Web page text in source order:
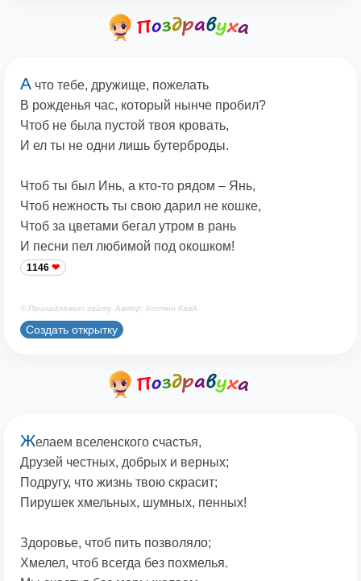
А что тебе, дружище, пожелать
В рожденья час, который нынче пробил?
Чтоб не была пустой твоя кровать,
И ел ты не одни лишь бутерброды.
Чтоб ты был Инь, а кто-то рядом – Янь,
Чтоб нежность ты свою дарил не кошке,
Чтоб за цветами бегал утром в рань
И песни пел любимой под окошком!
1146
© Принадлежит сайту. Автор: Костен КавА
Создать открытку
Желаем вселенского счастья,
Друзей честных, добрых и верных;
Подругу, что жизнь твою скрасит;
Пирушек хмельных, шумных, пенных!
Здоровье, чтоб пить позволяло;
Хмелел, чтоб всегда без похмелья.